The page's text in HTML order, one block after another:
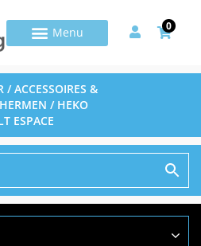
0
/ACCESSOIRES &
/ HEKO
ESPACE